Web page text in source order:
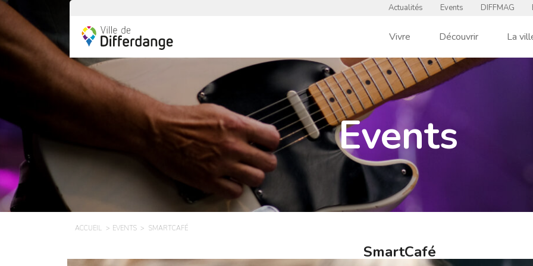
Actualités Events DIFFMAG
Vivre Découvrir La
Events
ACCUEIL EVENTS SMARTCAFÉ
SmartCafé